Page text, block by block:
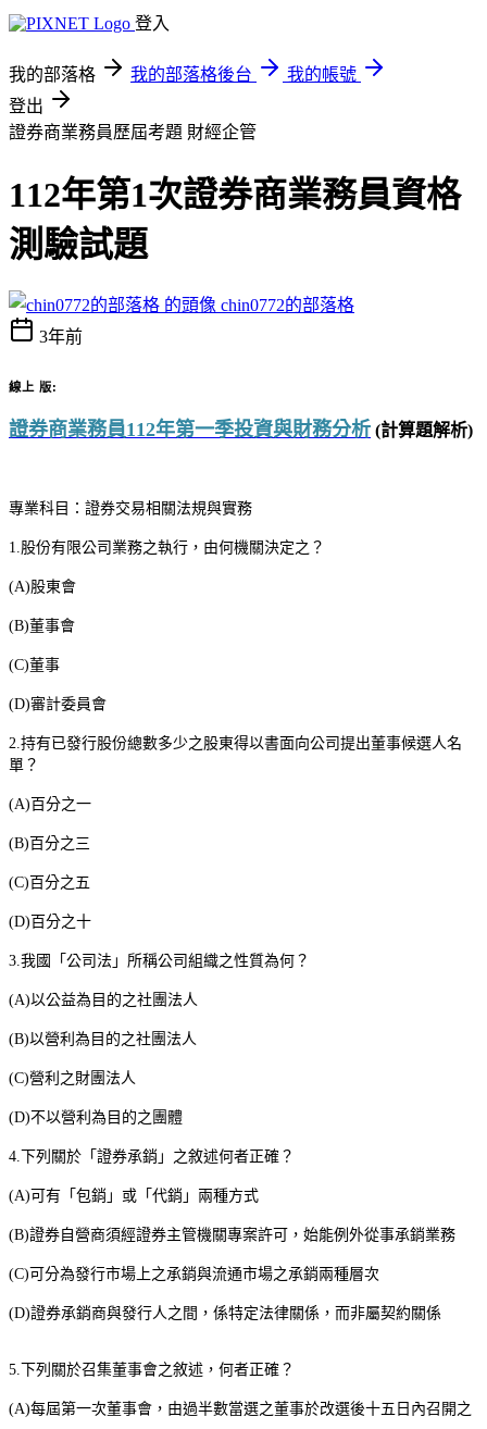
登入
我的部落格 我的部落格後台
我的帳號
登出
證券商業務員歷屆考題 財經企管
112年第1次證券商業務員資格
測驗試題
chin0772的部落格
3年前
線上 版:
證券商業務員112年第一季投資與財務分析 (計算題解析)
專業科目：證券交易相關法規與實務
1. 股份有限公司業務之執行，由何機關決定之？
(A)股東會
(B)董事會
(C)董事
(D)審計委員會
2. 持有已發行股份總數多少之股東得以書面向公司提出董事候選人名
單？
(A) 百分之一
(B) 百分之三
(C) 百分之五
(D) 百分之十
3. 我國「公司法」所稱公司組織之性質為何？
(A)以公益為目的之社團法人
(B)以營利為目的之社團法人
(C)營利之財團法人
(D)不以營利為目的之團體
4. 下列關於「證券承銷」之敘述何者正確？
(A) 可有「包銷」或「代銷」兩種方式
(B)證券自營商須經證券主管機關專案許可，始能例外從事承銷業務
(C) 可分為發行市場上之承銷與流通市場之承銷兩種層次
(D)證券承銷商與發行人之間，係特定法律關係，而非屬契約關係
5. 下列關於召集董事會之敘述，何者正確？
(A)每屆第一次董事會，由過半數當選之董事於改選後十五日內召開之